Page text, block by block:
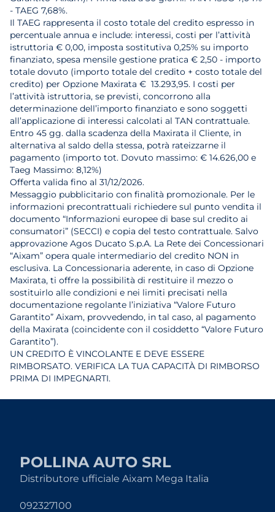
- TAEG 7,68%.
Il TAEG rappresenta il costo totale del credito espresso in
percentuale annua e include: interessi, costi per l’attività
istruttoria € 0,00, imposta sostitutiva 0,25% su importo
finanziato, spesa mensile gestione pratica € 2,50 - importo
totale dovuto (importo totale del credito + costo totale del
credito) per Opzione Maxirata € 13.293,95. I costi per
l’attività istruttoria, se previsti, concorrono alla
determinazione dell’importo finanziato e sono soggetti
all’applicazione di interessi calcolati al TAN contrattuale.
Entro 45 gg. dalla scadenza della Maxirata il Cliente, in
alternativa al saldo della stessa, potrà rateizzarne il
pagamento (importo tot. Dovuto massimo: € 14.626,00 e
Taeg Massimo: 8,12%)
Offerta valida fino al 31/12/2026.
Messaggio pubblicitario con finalità promozionale. Per le
informazioni precontrattuali richiedere sul punto vendita il
documento “Informazioni europee di base sul credito ai
consumatori” (SECCI) e copia del testo contrattuale. Salvo
approvazione Agos Ducato S.p.A. La Rete dei Concessionari
“Aixam” opera quale intermediario del credito NON in
esclusiva. La Concessionaria aderente, in caso di Opzione
Maxirata, ti offre la possibilità di restituire il mezzo o
sostituirlo alle condizioni e nei limiti precisati nella
documentazione regolante l’iniziativa “Valore Futuro
Garantito” Aixam, provvedendo, in tal caso, al pagamento
della Maxirata (coincidente con il cosiddetto “Valore Futuro
Garantito”).
UN CREDITO È VINCOLANTE E DEVE ESSERE
RIMBORSATO. VERIFICA LA TUA CAPACITÀ DI RIMBORSO
PRIMA DI IMPEGNARTI.
POLLINA AUTO SRL
Distributore ufficiale Aixam Mega Italia
092327100